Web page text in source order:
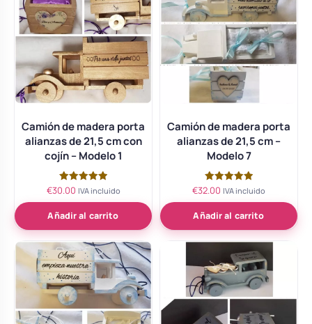
Camión de madera porta
alianzas de 21,5 cm con
cojín – Modelo 1
Valorado
con
5.00
de 5
€30.00 IVA incluido
Añadir al carrito
Camión de madera porta
alianzas de 21,5 cm –
Modelo 7
Valorado
con
5.00
de 5
€32.00 IVA incluido
Añadir al carrito